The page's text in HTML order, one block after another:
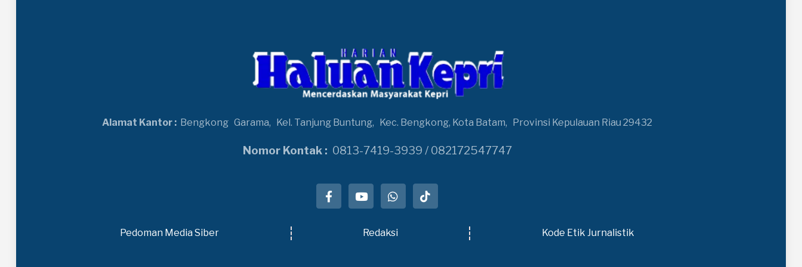
Alamat Kantor : Bengkong Garama, Kel. Tanjung Buntung, Kec. Bengkong, Kota Batam, Provinsi Kepulauan Riau 29432
Nomor Kontak : 0813-7419-3939 / 082172547747
Pedoman Media Siber Redaksi Kode Etik Jurnalistik